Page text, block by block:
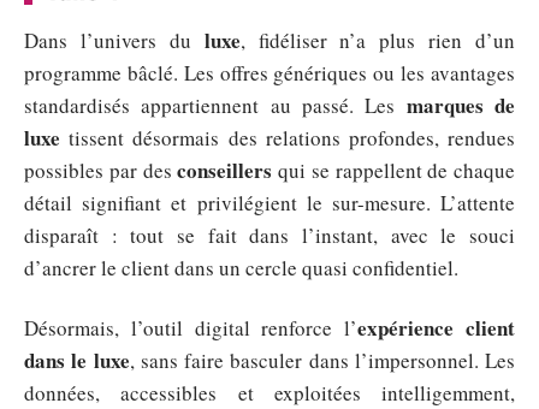
Dans l’univers du luxe, fidéliser n’a plus rien d’un
programme bâclé. Les offres génériques ou les avantages
standardisés appartiennent au passé. Les marques de
luxe tissent désormais des relations profondes, rendues
possibles par desconseillers qui se rappellent de chaque
détail signifiant et privilégient le sur-mesure. L’attente
disparaît : tout se fait dans l’instant, avec le souci
d’ancrer le client dans un cercle quasi confidentiel.
Désormais, l’outil digital renforce l’expérience client
dans le luxe, sans faire basculer dans l’impersonnel. Les
données, accessibles et exploitées intelligemment,